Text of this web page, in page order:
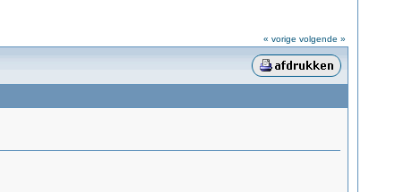
« vorige volgende »